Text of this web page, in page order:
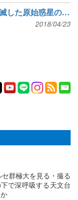
ダイヤモンドを含む隕石は消滅した原始惑星の一部
2018/04/23
群極大を見る・撮る
で深呼吸する天文台